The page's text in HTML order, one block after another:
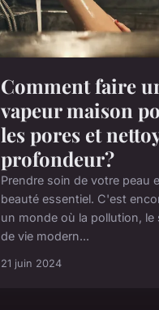
Comment faire
vapeur maison
les pores et
profondeur?
Prendre soin de votre peau
beauté essentiel. C'est
un monde où la pollution, le
de vie modern...
21 juin 2024